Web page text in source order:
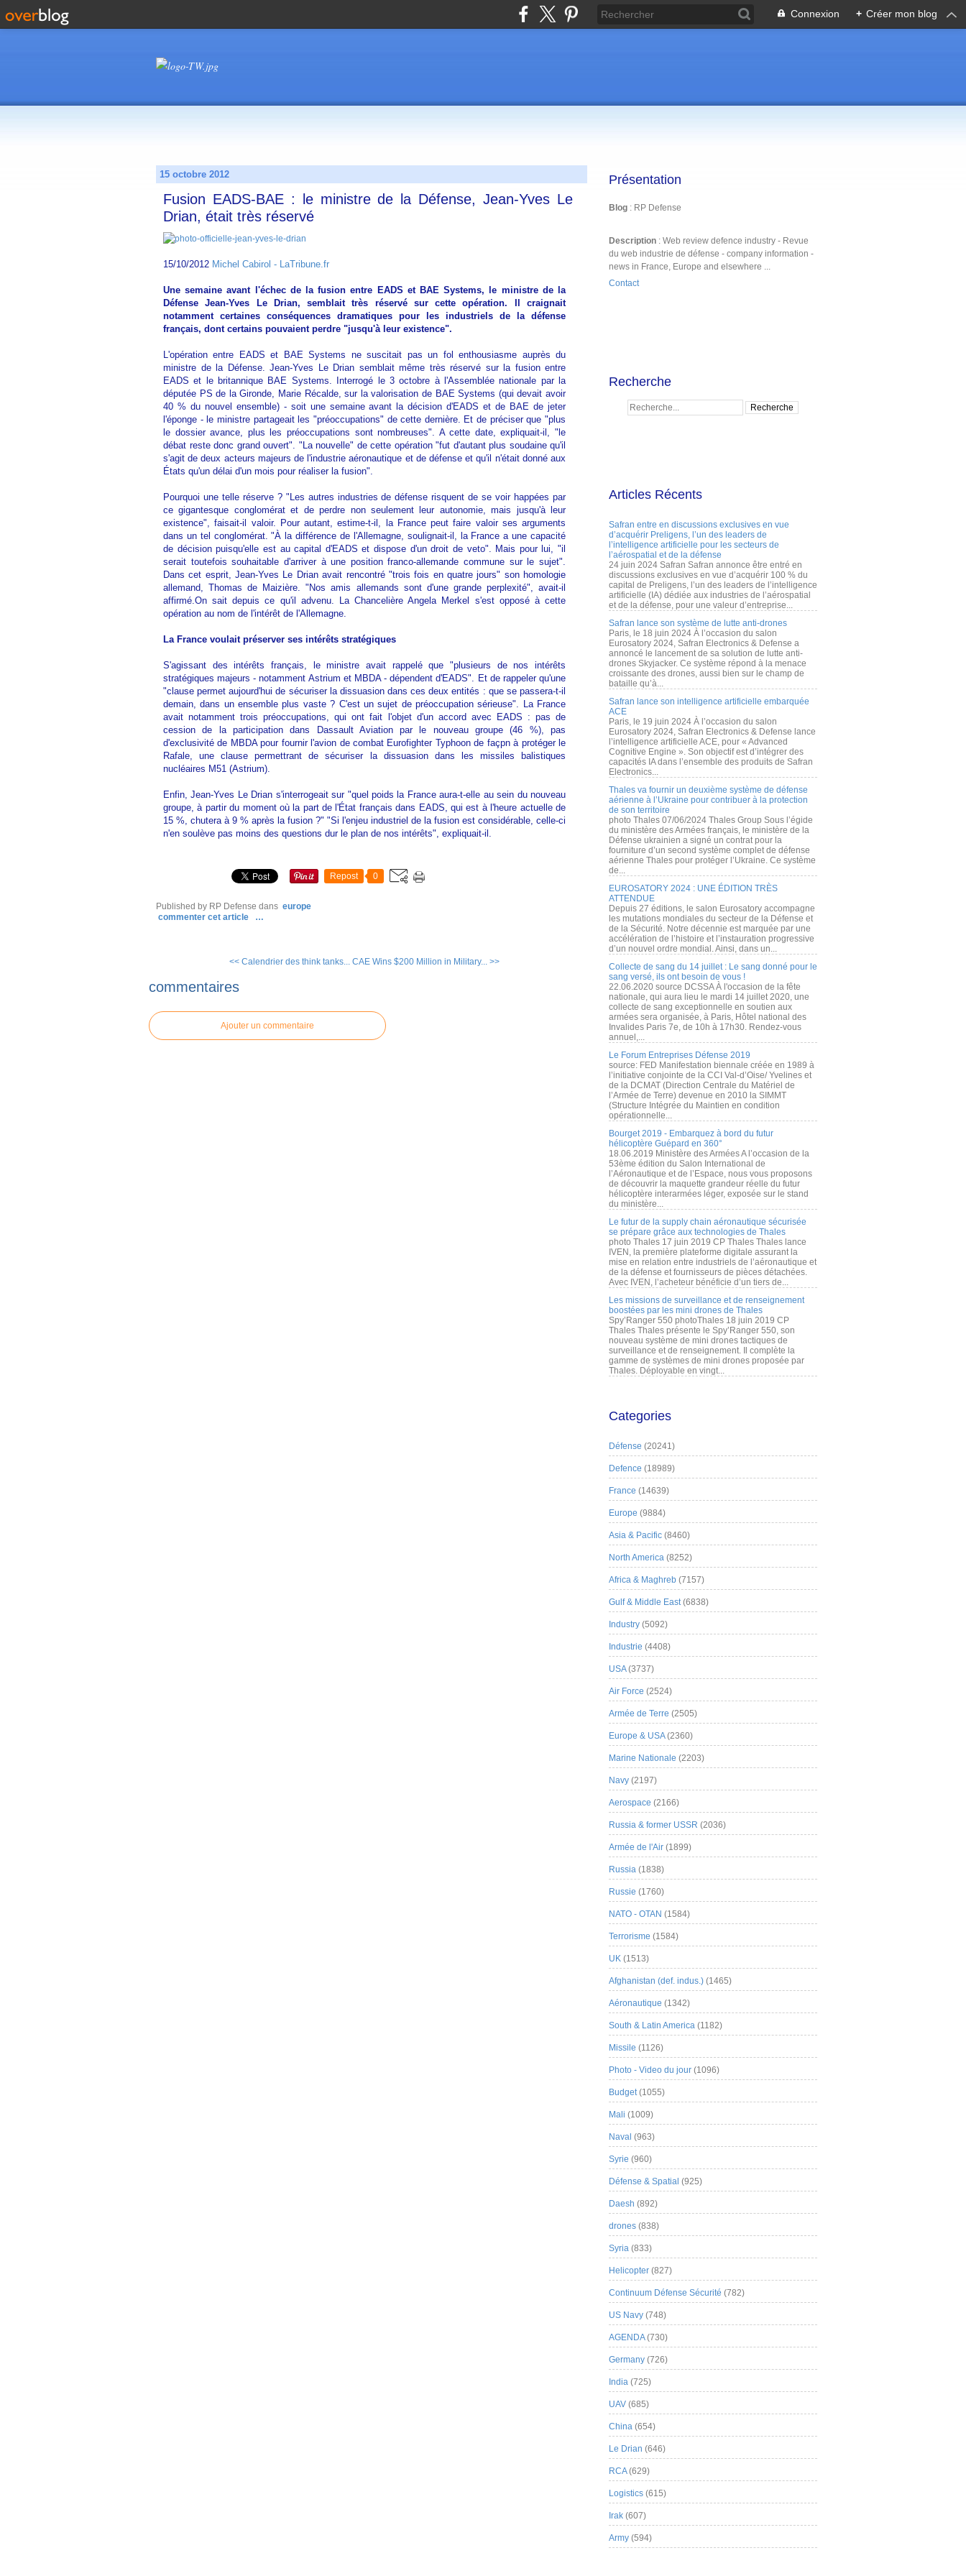
Connexion + Créer mon blog
15 octobre 2012
Fusion EADS-BAE : le ministre de la Défense, Jean-Yves Le
Drian, était très réservé
15/10/2012 Michel Cabirol - LaTribune.fr
Une semaine avant l'échec de la fusion entre EADS et BAE Systems, le ministre de la
Défense Jean-Yves Le Drian, semblait très réservé sur cette opération. Il craignait
notamment certaines conséquences dramatiques pour les industriels de la défense
français, dont certains pouvaient perdre "jusqu'à leur existence".
L'opération entre EADS et BAE Systems ne suscitait pas un fol enthousiasme auprès du
ministre de la Défense. Jean-Yves Le Drian semblait même très réservé sur la fusion entre
EADS et le britannique BAE Systems. Interrogé le 3 octobre à l'Assemblée nationale par la
députée PS de la Gironde, Marie Récalde, sur la valorisation de BAE Systems (qui devait avoir
40 % du nouvel ensemble) - soit une semaine avant la décision d'EADS et de BAE de jeter
l'éponge - le ministre partageait les "préoccupations" de cette dernière. Et de préciser que "plus
le dossier avance, plus les préoccupations sont nombreuses". A cette date, expliquait-il, "le
débat reste donc grand ouvert". "La nouvelle" de cette opération "fut d'autant plus soudaine qu'il
s'agit de deux acteurs majeurs de l'industrie aéronautique et de défense et qu'il n'était donné aux
États qu'un délai d'un mois pour réaliser la fusion".
Pourquoi une telle réserve ? "Les autres industries de défense risquent de se voir happées par
ce gigantesque conglomérat et de perdre non seulement leur autonomie, mais jusqu'à leur
existence", faisait-il valoir. Pour autant, estime-t-il, la France peut faire valoir ses arguments
dans un tel conglomérat. "À la différence de l'Allemagne, soulignait-il, la France a une capacité
de décision puisqu'elle est au capital d'EADS et dispose d'un droit de veto". Mais pour lui, "il
serait toutefois souhaitable d'arriver à une position franco-allemande commune sur le sujet".
Dans cet esprit, Jean-Yves Le Drian avait rencontré "trois fois en quatre jours" son homologie
allemand, Thomas de Maizière. "Nos amis allemands sont d'une grande perplexité", avait-il
affirmé.On sait depuis ce qu'il advenu. La Chancelière Angela Merkel s'est opposé à cette
opération au nom de l'intérêt de l'Allemagne.
La France voulait préserver ses intérêts stratégiques
S'agissant des intérêts français, le ministre avait rappelé que "plusieurs de nos intérêts
stratégiques majeurs - notamment Astrium et MBDA - dépendent d'EADS". Et de rappeler qu'une
"clause permet aujourd'hui de sécuriser la dissuasion dans ces deux entités : que se passera-t-il
demain, dans un ensemble plus vaste ? C'est un sujet de préoccupation sérieuse". La France
avait notamment trois préoccupations, qui ont fait l'objet d'un accord avec EADS : pas de
cession de la participation dans Dassault Aviation par le nouveau groupe (46 %), pas
d'exclusivité de MBDA pour fournir l'avion de combat Eurofighter Typhoon de façpn à protéger le
Rafale, une clause permettrant de sécuriser la dissuasion dans les missiles balistiques
nucléaires M51 (Astrium).
Enfin, Jean-Yves Le Drian s'interrogeait sur "quel poids la France aura-t-elle au sein du nouveau
groupe, à partir du moment où la part de l'État français dans EADS, qui est à l'heure actuelle de
15 %, chutera à 9 % après la fusion ?" "Si l'enjeu industriel de la fusion est considérable, celle-ci
n'en soulève pas moins des questions dur le plan de nos intérêts", expliquait-il.
Repost 0
Published by RP Defense dans europe
commenter cet article
…
<< Calendrier des think tanks... CAE Wins $200 Million in Military... >>
commentaires
Ajouter un commentaire
Présentation
Blog : RP Defense
Description : Web review defence industry - Revue
du web industrie de défense - company information -
news in France, Europe and elsewhere ...
Contact
Recherche
Articles Récents
Safran entre en discussions exclusives en vue
d’acquérir Preligens, l’un des leaders de
l’intelligence artificielle pour les secteurs de
l’aérospatial et de la défense
24 juin 2024 Safran Safran annonce être entré en
discussions exclusives en vue d’acquérir 100 % du
capital de Preligens, l’un des leaders de l’intelligence
artificielle (IA) dédiée aux industries de l’aérospatial
et de la défense, pour une valeur d’entreprise...
Safran lance son système de lutte anti-drones
Paris, le 18 juin 2024 À l’occasion du salon
Eurosatory 2024, Safran Electronics & Defense a
annoncé le lancement de sa solution de lutte anti-
drones Skyjacker. Ce système répond à la menace
croissante des drones, aussi bien sur le champ de
bataille qu’à...
Safran lance son intelligence artificielle embarquée
ACE
Paris, le 19 juin 2024 À l’occasion du salon
Eurosatory 2024, Safran Electronics & Defense lance
l’intelligence artificielle ACE, pour « Advanced
Cognitive Engine ». Son objectif est d’intégrer des
capacités IA dans l’ensemble des produits de Safran
Electronics...
Thales va fournir un deuxième système de défense
aérienne à l’Ukraine pour contribuer à la protection
de son territoire
photo Thales 07/06/2024 Thales Group Sous l’égide
du ministère des Armées français, le ministère de la
Défense ukrainien a signé un contrat pour la
fourniture d’un second système complet de défense
aérienne Thales pour protéger l’Ukraine. Ce système
de...
EUROSATORY 2024 : UNE ÉDITION TRÈS
ATTENDUE
Depuis 27 éditions, le salon Eurosatory accompagne
les mutations mondiales du secteur de la Défense et
de la Sécurité. Notre décennie est marquée par une
accélération de l’histoire et l’instauration progressive
d’un nouvel ordre mondial. Ainsi, dans un...
Collecte de sang du 14 juillet : Le sang donné pour le
sang versé, ils ont besoin de vous !
22.06.2020 source DCSSA À l'occasion de la fête
nationale, qui aura lieu le mardi 14 juillet 2020, une
collecte de sang exceptionnelle en soutien aux
armées sera organisée, à Paris, Hôtel national des
Invalides Paris 7e, de 10h à 17h30. Rendez-vous
annuel,...
Le Forum Entreprises Défense 2019
source: FED Manifestation biennale créée en 1989 à
l’initiative conjointe de la CCI Val-d’Oise/ Yvelines et
de la DCMAT (Direction Centrale du Matériel de
l’Armée de Terre) devenue en 2010 la SIMMT
(Structure Intégrée du Maintien en condition
opérationnelle...
Bourget 2019 - Embarquez à bord du futur
hélicoptère Guépard en 360°
18.06.2019 Ministère des Armées A l’occasion de la
53ème édition du Salon International de
l’Aéronautique et de l’Espace, nous vous proposons
de découvrir la maquette grandeur réelle du futur
hélicoptère interarmées léger, exposée sur le stand
du ministère...
Le futur de la supply chain aéronautique sécurisée
se prépare grâce aux technologies de Thales
photo Thales 17 juin 2019 CP Thales Thales lance
IVEN, la première plateforme digitale assurant la
mise en relation entre industriels de l’aéronautique et
de la défense et fournisseurs de pièces détachées.
Avec IVEN, l’acheteur bénéficie d’un tiers de...
Les missions de surveillance et de renseignement
boostées par les mini drones de Thales
Spy’Ranger 550 photoThales 18 juin 2019 CP
Thales Thales présente le Spy’Ranger 550, son
nouveau système de mini drones tactiques de
surveillance et de renseignement. Il complète la
gamme de systèmes de mini drones proposée par
Thales. Déployable en vingt...
Categories
Défense (20241)
Defence (18989)
France (14639)
Europe (9884)
Asia & Pacific (8460)
North America (8252)
Africa & Maghreb (7157)
Gulf & Middle East(6838)
Industry (5092)
Industrie (4408)
USA(3737)
Air Force (2524)
Armée de Terre (2505)
Europe & USA(2360)
Marine Nationale (2203)
Navy (2197)
Aerospace (2166)
Russia & former USSR (2036)
Armée de l'Air (1899)
Russia (1838)
Russie (1760)
NATO - OTAN (1584)
Terrorisme (1584)
UK (1513)
Afghanistan (def. indus.) (1465)
Aéronautique (1342)
South & Latin America (1182)
Missile (1126)
Photo - Video du jour (1096)
Budget(1055)
Mali (1009)
Naval (963)
Syrie (960)
Défense & Spatial (925)
Daesh (892)
drones (838)
Syria (833)
Helicopter (827)
Continuum Défense Sécurité (782)
US Navy (748)
AGENDA(730)
Germany (726)
India (725)
UAV (685)
China (654)
Le Drian (646)
RCA(629)
Logistics (615)
Irak (607)
Army (594)